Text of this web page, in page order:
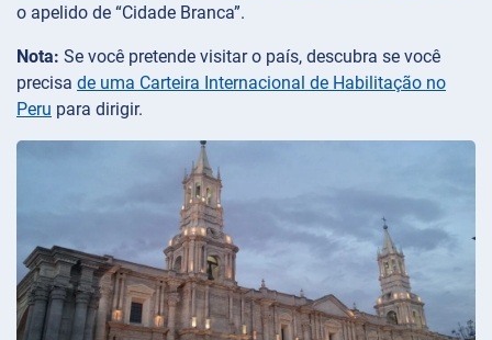
o apelido de “Cidade Branca”.
Nota: Se você pretende visitar o país, descubra se você
precisa de uma Carteira Internacional de Habilitação no
Peru para dirigir.